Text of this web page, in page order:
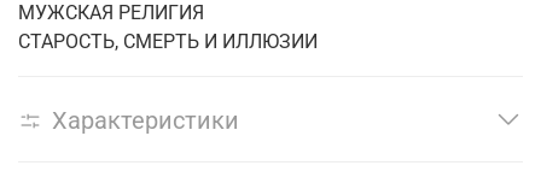
МУЖСКАЯ РЕЛИГИЯ
СТАРОСТЬ, СМЕРТЬ И ИЛЛЮЗИИ
Характеристики